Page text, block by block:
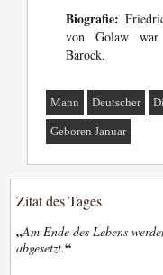
Biografie:
von Golaw war
Barock.
Mann Deutscher
Geboren Januar
Zitat des Tages
„Am Ende des Lebens
abgesetzt.“